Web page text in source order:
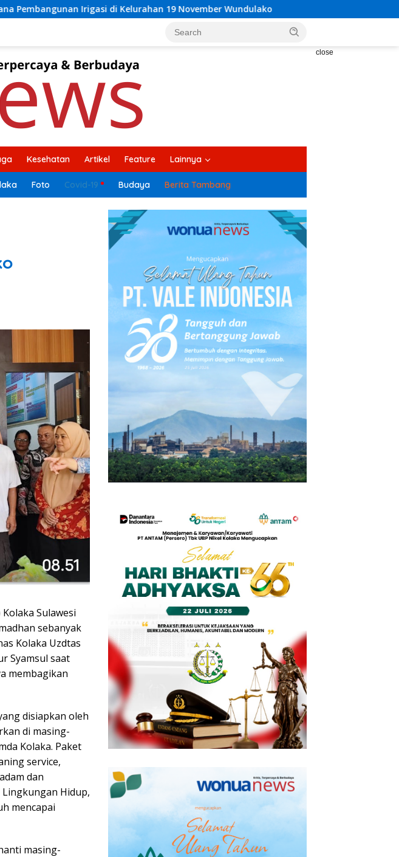
19 November Wundulako Bupati Kolaka H Amri, Buka Suara Soal Ketegangan
close
Kesehatan Artikel Feature Lainnya
Foto Covid-19 Budaya Berita Tambang
Sulawesi
sebanyak
Kolaka Uzdtas
Syamsul saat
membagikan
disiapkan oleh
di masing-
Kolaka. Paket
service,
dan
Hidup,
mencapai
masing-